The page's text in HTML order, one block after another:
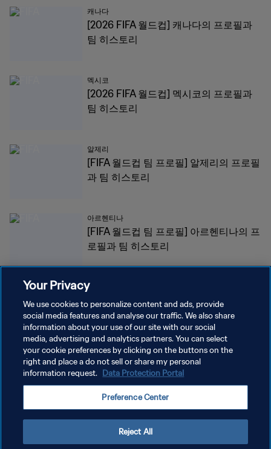
캐나다
[2026 FIFA 월드컵] 캐나다의 프로필과
팀 히스토리
멕시코
[2026 FIFA 월드컵] 멕시코의 프로필과
팀 히스토리
알제리
[FIFA 월드컵 팀 프로필] 알제리의 프로필
과 팀 히스토리
아르헨티나
[FIFA 월드컵 팀 프로필] 아르헨티나의 프
로필과 팀 히스토리
개인정보 보호정책
쿠키 기본 설정 관리
Copyright © 1994 - 2026 FIFA. All rights reserved.
Your Privacy
We use cookies to personalize content and ads, provide
social media features and analyse our traffic. We also share
information about your use of our site with our social
media, advertising and analytics partners. You can select
your cookie preferences by clicking on the buttons on the
right and place a do not sell or share my personal
information request. Data Protection Portal
Preference Center
Reject All